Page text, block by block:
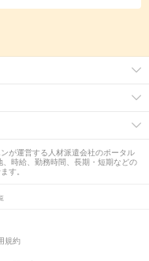
が運営する人材派遣会社のポータル
時給、勤務時間、長期・短期などの
す。
規約